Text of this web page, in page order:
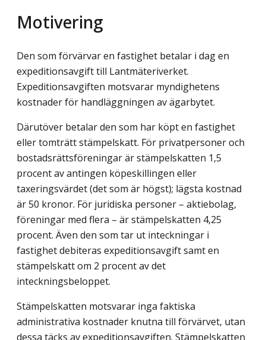
Motivering
Den som förvärvar en fastighet betalar i dag en
expeditionsavgift till Lantmäteriverket.
Expeditionsavgiften motsvarar myndighetens
kostnader för handläggningen av ägarbytet.
Därutöver betalar den som har köpt en fastighet
eller tomträtt stämpelskatt. För privatpersoner och
bostadsrättsföreningar är stämpelskatten 1,5
procent av antingen köpeskillingen eller
taxeringsvärdet (det som är högst); lägsta kostnad
är 50 kronor. För juridiska personer – aktiebolag,
föreningar med flera – är stämpelskatten 4,25
procent. Även den som tar ut inteckningar i
fastighet debiteras expeditionsavgift samt en
stämpelskatt om 2 procent av det
inteckningsbeloppet.
Stämpelskatten motsvarar inga faktiska
administrativa kostnader knutna till förvärvet, utan
dessa täcks av expeditionsavgiften. Stämpelskatten